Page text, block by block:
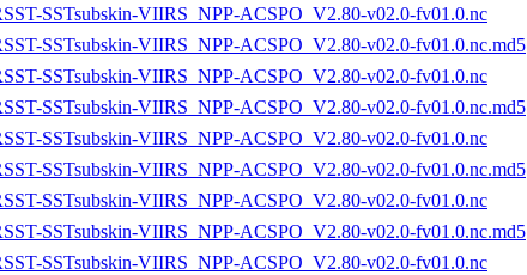
SSTsubskin-VIIRS_NPP-ACSPO_V2.80-v02.0-fv01.0.nc
SSTsubskin-VIIRS_NPP-ACSPO_V2.80-v02.0-fv01.0.nc.md5
SSTsubskin-VIIRS_NPP-ACSPO_V2.80-v02.0-fv01.0.nc
SSTsubskin-VIIRS_NPP-ACSPO_V2.80-v02.0-fv01.0.nc.md5
SSTsubskin-VIIRS_NPP-ACSPO_V2.80-v02.0-fv01.0.nc
SSTsubskin-VIIRS_NPP-ACSPO_V2.80-v02.0-fv01.0.nc.md5
SSTsubskin-VIIRS_NPP-ACSPO_V2.80-v02.0-fv01.0.nc
SSTsubskin-VIIRS_NPP-ACSPO_V2.80-v02.0-fv01.0.nc.md5
SSTsubskin-VIIRS_NPP-ACSPO_V2.80-v02.0-fv01.0.nc